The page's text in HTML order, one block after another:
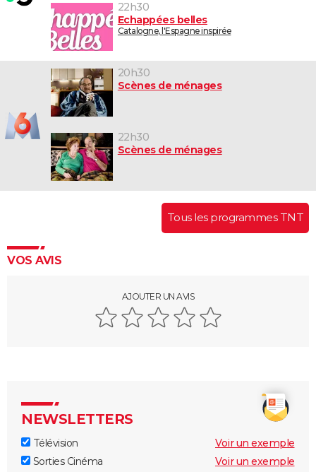
22h30
Echappées belles
Catalogne, l'Espagne inspirée
20h30
Scènes de ménages
22h30
Scènes de ménages
Tous les programmes TNT
VOS AVIS
AJOUTER UN AVIS
NEWSLETTERS
Télévision
Voir un exemple
Sorties Cinéma
Voir un exemple